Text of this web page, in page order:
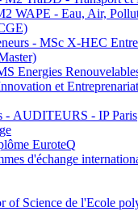
WAPE - Eau, Air,
- MSc X-HEC
Energies
et Entreprenariat
- AUDITEURS - IP Paris
EuroteQ
d'échange
of Science de l'Ecole